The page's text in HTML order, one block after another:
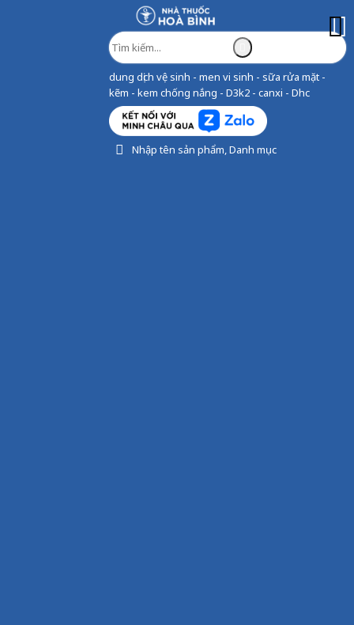
dung dịch vệ sinh - men vi sinh - sữa rửa mặt -
kẽm - kem chống nắng - D3k2 - canxi - Dhc
Nhập tên sản phẩm, Danh mục